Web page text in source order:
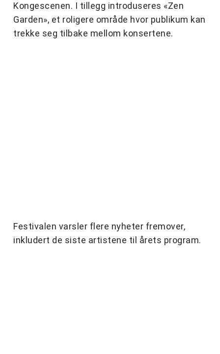
Kongescenen. I tillegg introduseres «Zen
Garden», et roligere område hvor publikum kan
trekke seg tilbake mellom konsertene.
Festivalen varsler flere nyheter fremover,
inkludert de siste artistene til årets program.